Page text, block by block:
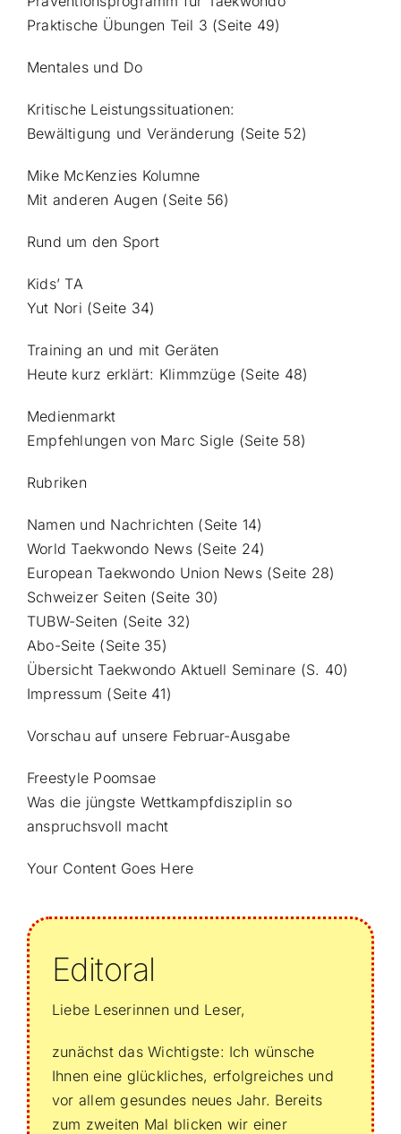
Praktische Übungen Teil 3 (Seite 49)
Mentales und Do
Kritische Leistungssituationen:
Bewältigung und Veränderung (Seite 52)
Mike McKenzies Kolumne
Mit anderen Augen (Seite 56)
Rund um den Sport
Kids’ TA
Yut Nori (Seite 34)
Training an und mit Geräten
Heute kurz erklärt: Klimmzüge (Seite 48)
Medienmarkt
Empfehlungen von Marc Sigle (Seite 58)
Rubriken
Namen und Nachrichten (Seite 14)
World Taekwondo News (Seite 24)
European Taekwondo Union News (Seite 28)
Schweizer Seiten (Seite 30)
TUBW-Seiten (Seite 32)
Abo-Seite (Seite 35)
Übersicht Taekwondo Aktuell Seminare (S. 40)
Impressum (Seite 41)
Vorschau auf unsere Februar-Ausgabe
Freestyle Poomsae
Was die jüngste Wettkampfdisziplin so
anspruchsvoll macht
Your Content Goes Here
Editoral
Liebe Leserinnen und Leser,
zunächst das Wichtigste: Ich wünsche
Ihnen eine glückliches, erfolgreiches und
vor allem gesundes neues Jahr. Bereits
zum zweiten Mal blicken wir einer